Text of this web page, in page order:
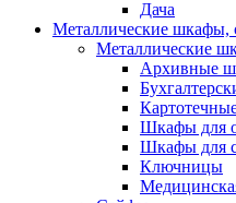
Дача
Металлические шкафы,
Металлические
Архивные
Шкафы для
Шкафы для
Ключницы